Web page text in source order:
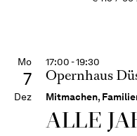
Mo
7
Dez
17:00 - 19:30
Opernhaus
Mitmachen,
ALLE